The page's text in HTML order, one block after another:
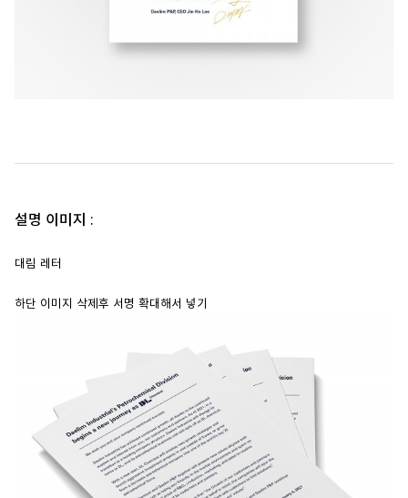
설명 이미지 :
대림 레터
하단 이미지 삭제후 서명 확대해서 넣기